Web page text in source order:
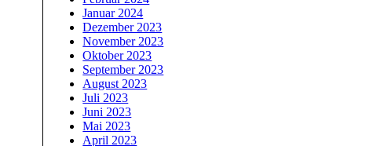
Januar 2024
Dezember 2023
November 2023
Oktober 2023
September 2023
August 2023
Juli 2023
Juni 2023
Mai 2023
April 2023